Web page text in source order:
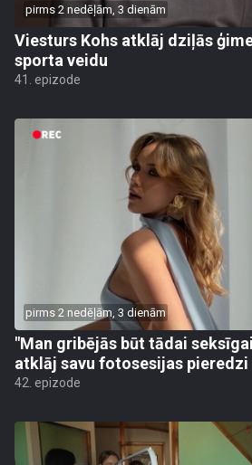
pirms 2 nedēļām, 3 dienām
Viesturs Kohs atklāj dziļās
sporta veidu
41. epizode
pirms 2 nedēļām, 3 dienām
"Man gribējās būt tādai
atklāj savu fotosesijas pieredzi
42. epizode